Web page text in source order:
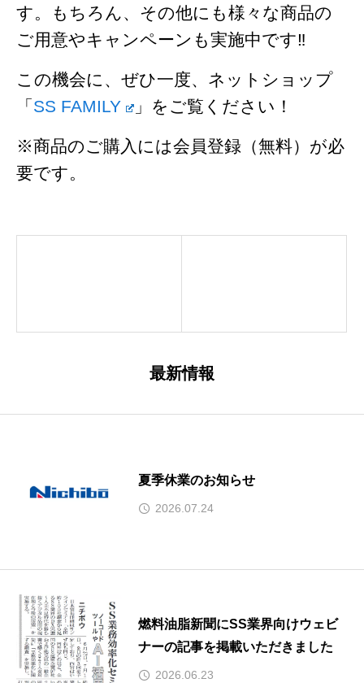
す。もちろん、その他にも様々な商品の
ご用意やキャンペーンも実施中です‼
この機会に、ぜひ一度、ネットショップ
「 SS FAMILY 」をご覧ください！
※商品のご購入には会員登録（無料）が必
要です。
最新情報
夏季休業のお知らせ
2026.07.24
燃料油脂新聞にSS業界向けウェビ
ナーの記事を掲載いただきました
2026.06.23